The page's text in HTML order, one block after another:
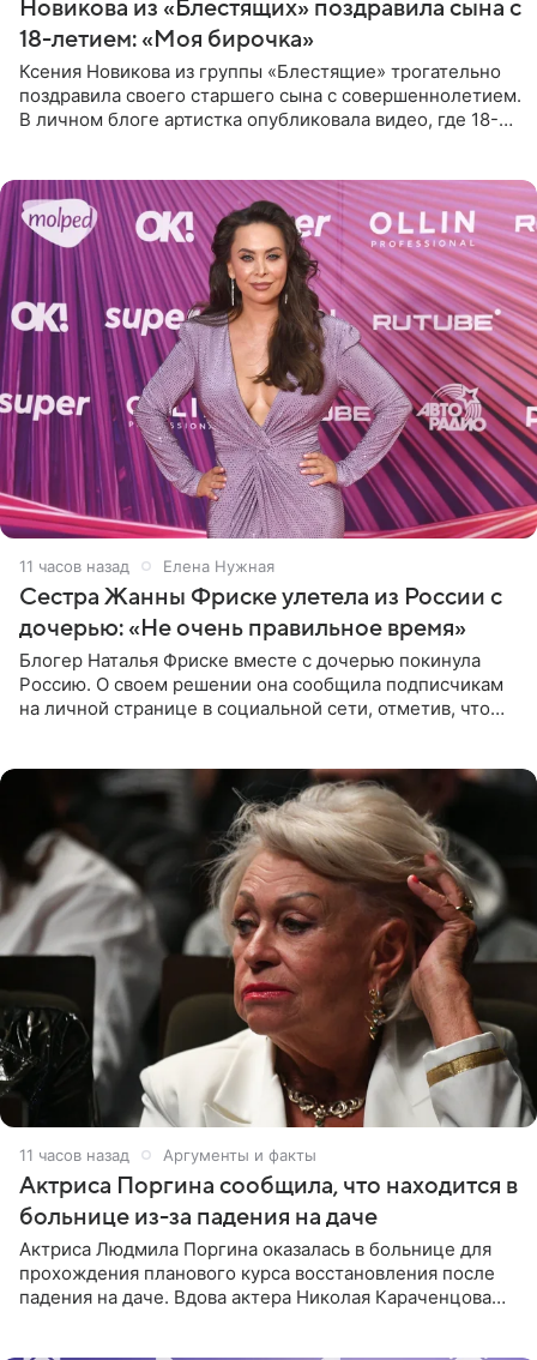
Новикова из «Блестящих» поздравила сына с
18-летием: «Моя бирочка»
Ксения Новикова из группы «Блестящие» трогательно
поздравила своего старшего сына с совершеннолетием.
В личном блоге артистка опубликовала видео, где 18-
11 часов назад Елена Нужная
Сестра Жанны Фриске улетела из России с
дочерью: «Не очень правильное время»
Блогер Наталья Фриске вместе с дочерью покинула
Россию. О своем решении она сообщила подписчикам
на личной странице в социальной сети, отметив, что
11 часов назад Аргументы и факты
Актриса Поргина сообщила, что находится в
больнице из-за падения на даче
Актриса Людмила Поргина оказалась в больнице для
прохождения планового курса восстановления после
падения на даче. Вдова актера Николая Караченцова